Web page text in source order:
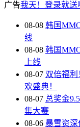
广告我天！登录就送
08-08 韩国
线
08-08 韩国
上线
08-07 双倍福
欢盛典！
08-07 总奖金
集大赛
08-06 暴雪资深